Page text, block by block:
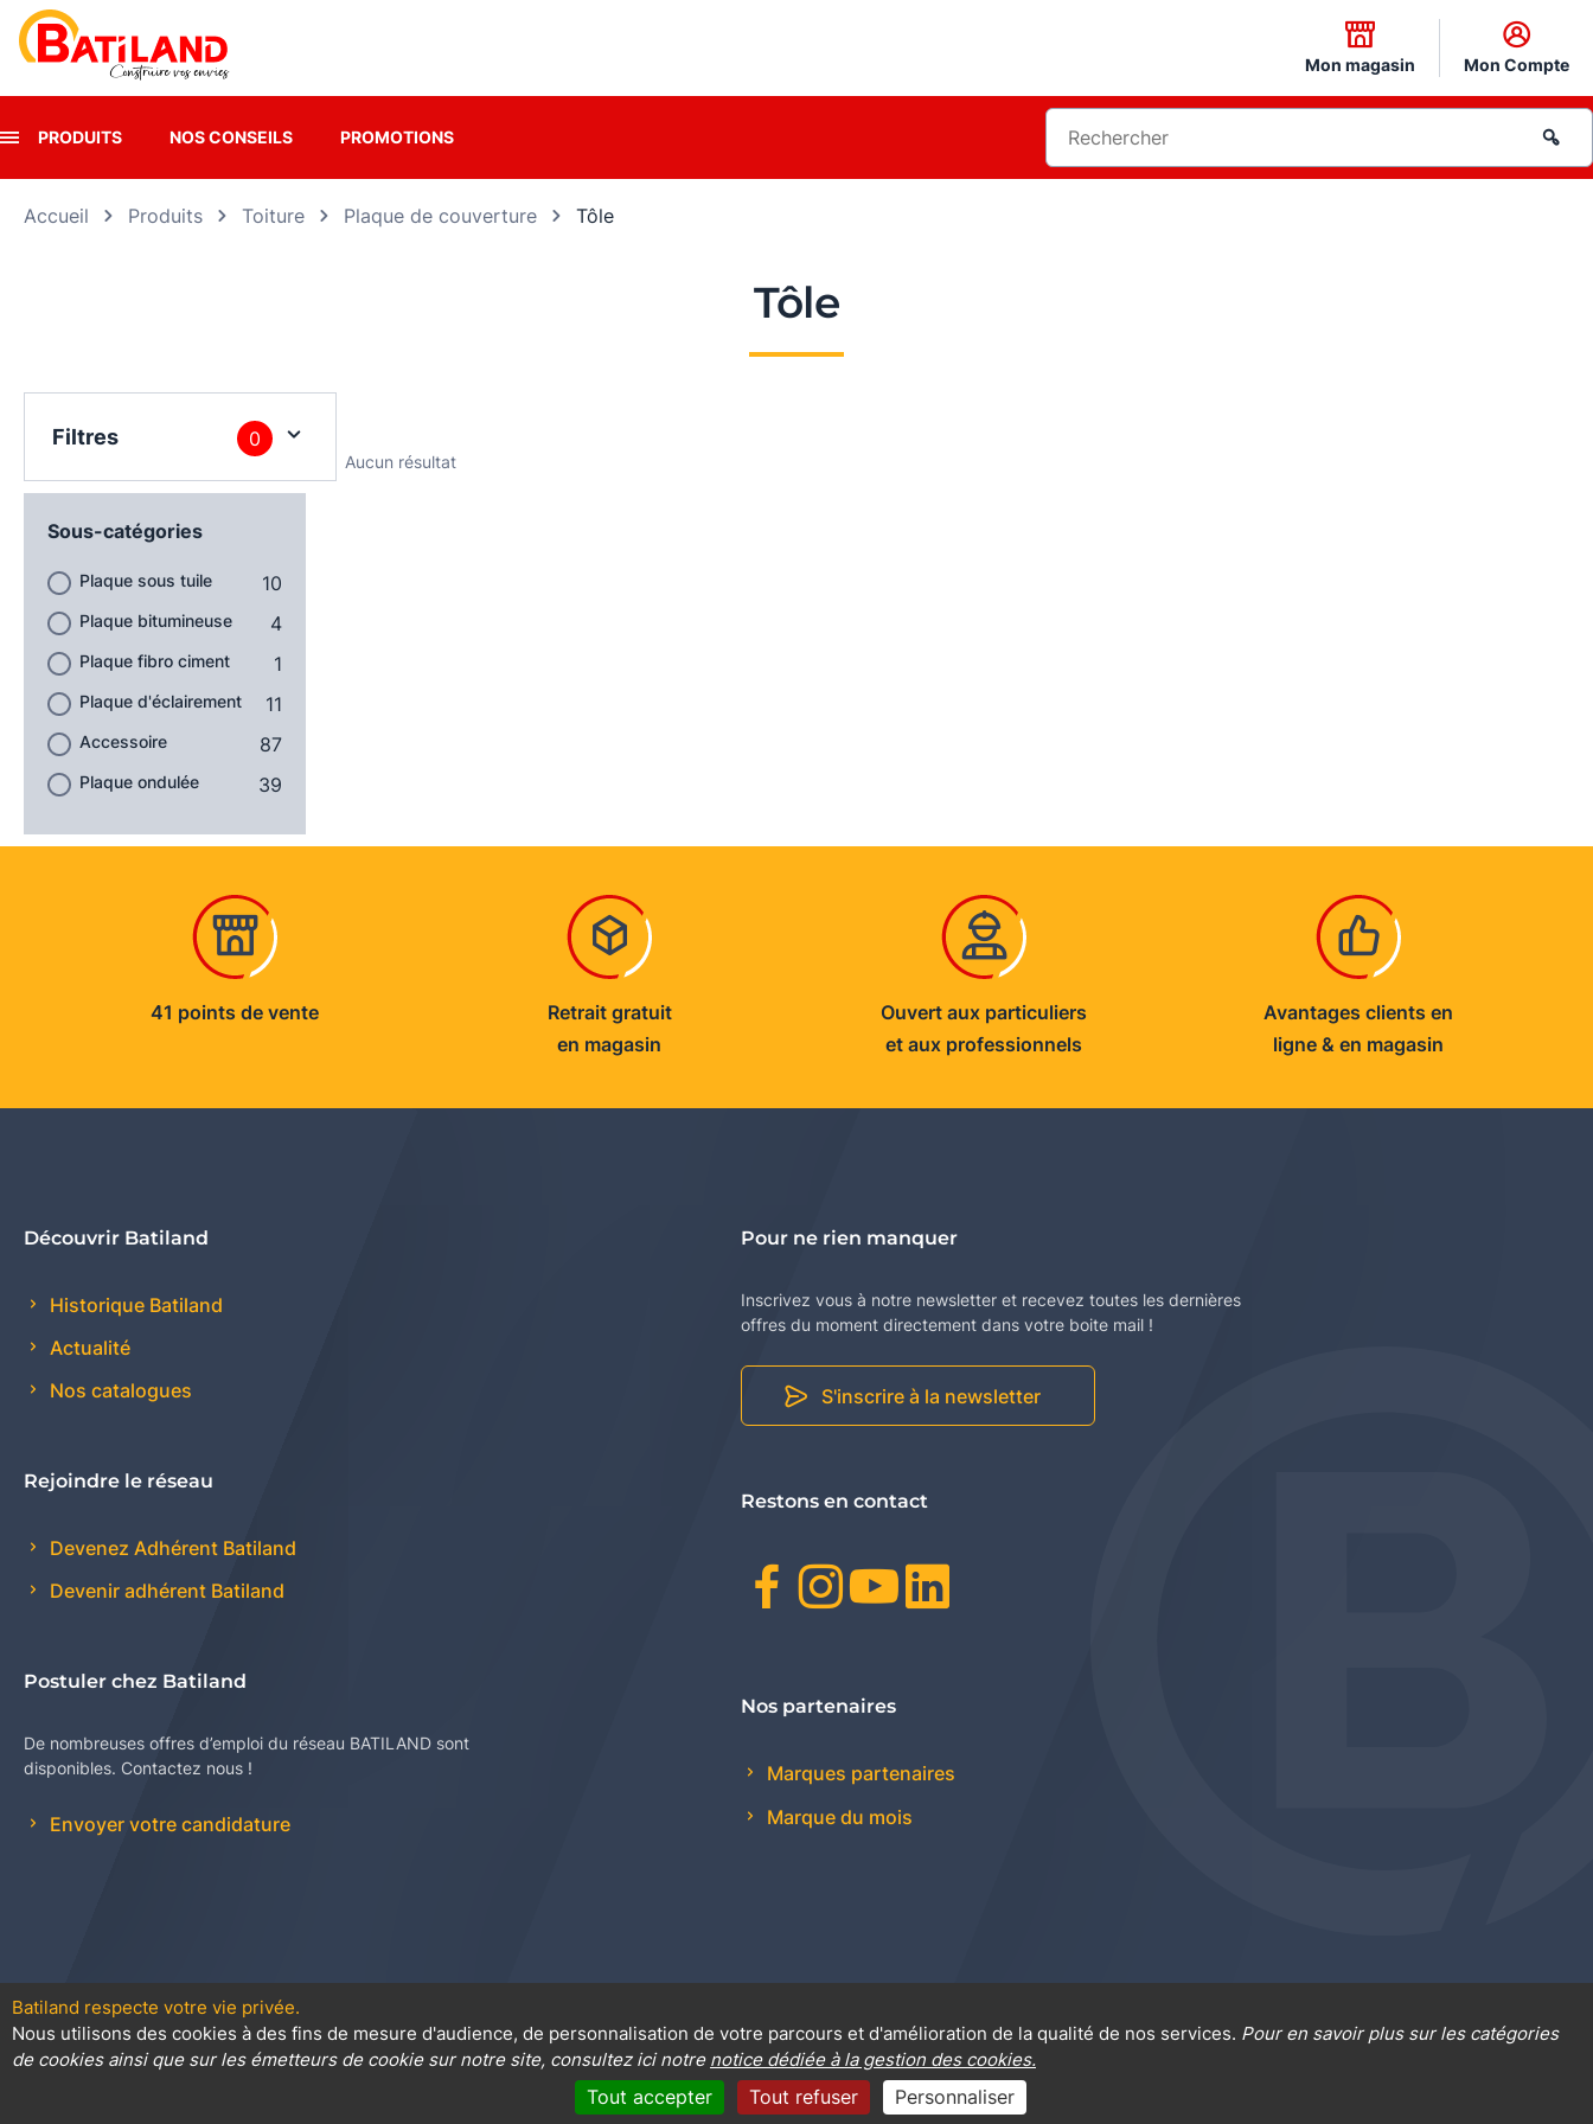
Mon magasin Mon Compte
PRODUITS NOS CONSEILS PROMOTIONS
Accueil Produits Toiture Plaque de couverture Tôle
Tôle
Filtres 0
Sous-catégories
Plaque sous tuile 10
Plaque bitumineuse 4
Plaque fibro ciment 1
Plaque d'éclairement 11
Accessoire 87
Plaque ondulée 39
Aucun résultat
41 points de vente
Retrait gratuit
en magasin
Ouvert aux particuliers
et aux professionnels
Avantages clients en
ligne & en magasin
Découvrir Batiland
Historique Batiland
Actualité
Nos catalogues
Rejoindre le réseau
Devenez Adhérent Batiland
Devenir adhérent Batiland
Postuler chez Batiland
De nombreuses offres d’emploi du réseau BATILAND sont
disponibles. Contactez nous !
Envoyer votre candidature
Pour ne rien manquer
Inscrivez vous à notre newsletter et recevez toutes les dernières
offres du moment directement dans votre boite mail !
S'inscrire à la newsletter
Restons en contact
Facebook
Instagram
Youtube
Nos partenaires
Marques partenaires
Marque du mois
Contact Plan du site Conditions générales de vente Promotions Règlement général sur la protection des données Cookies
Panneau de gestion des cookies
Batiland respecte votre vie privée.
Nous utilisons des cookies à des fins de mesure d'audience, de personnalisation de votre parcours et d'amélioration de la qualité de nos services. Pour en savoir plus sur les catégories
de cookies ainsi que sur les émetteurs de cookie sur notre site, consultez ici notre notice dédiée à la gestion des cookies.
Tout accepter Tout refuser Personnaliser